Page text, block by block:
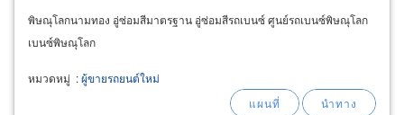
พิษณุโลกนามทอง อู่ซ่อมสีมาตรฐาน อู่ซ่อมสีรถเบนซ์ ศูนย์รถเบนซ์พิษณุโลก
เบนซ์พิษณุโลก
หมวดหมู่ :ผู้ขายรถยนต์ใหม่